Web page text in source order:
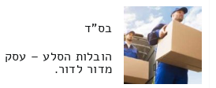
בס"ד
הובלות הסלע – עסק
מדור לדור.